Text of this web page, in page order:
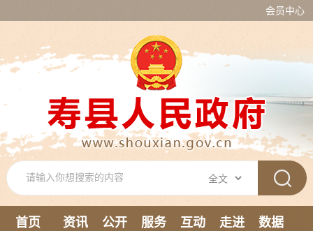
会员中心
首页 资讯 公开 服务 互动 走进
数据